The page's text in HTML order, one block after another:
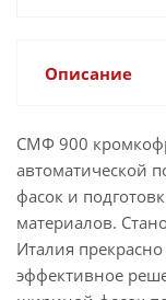
Описание
СМФ 900
автоматической
фасок и
материалов.
Италия
эффективное